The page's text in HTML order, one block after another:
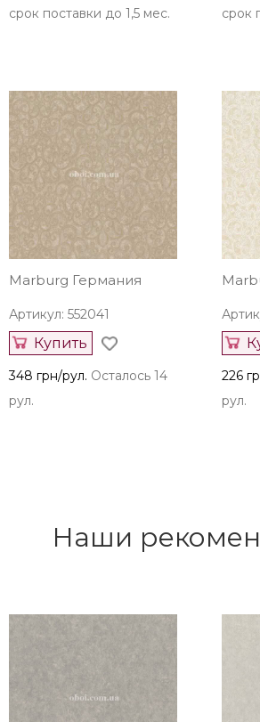
срок поставки до 1,5 мес.
срок
Marburg Германия
Артикул: 552041
Купить
348 грн/рул. Осталось 14
рул.
226
рул.
Наши